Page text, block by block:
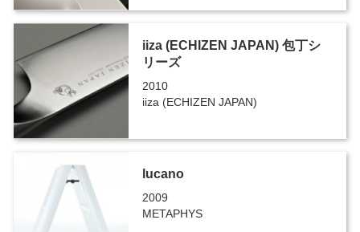
iiza (ECHIZEN JAPAN) 包丁シ
リーズ
2010
iiza (ECHIZEN JAPAN)
lucano
2009
METAPHYS